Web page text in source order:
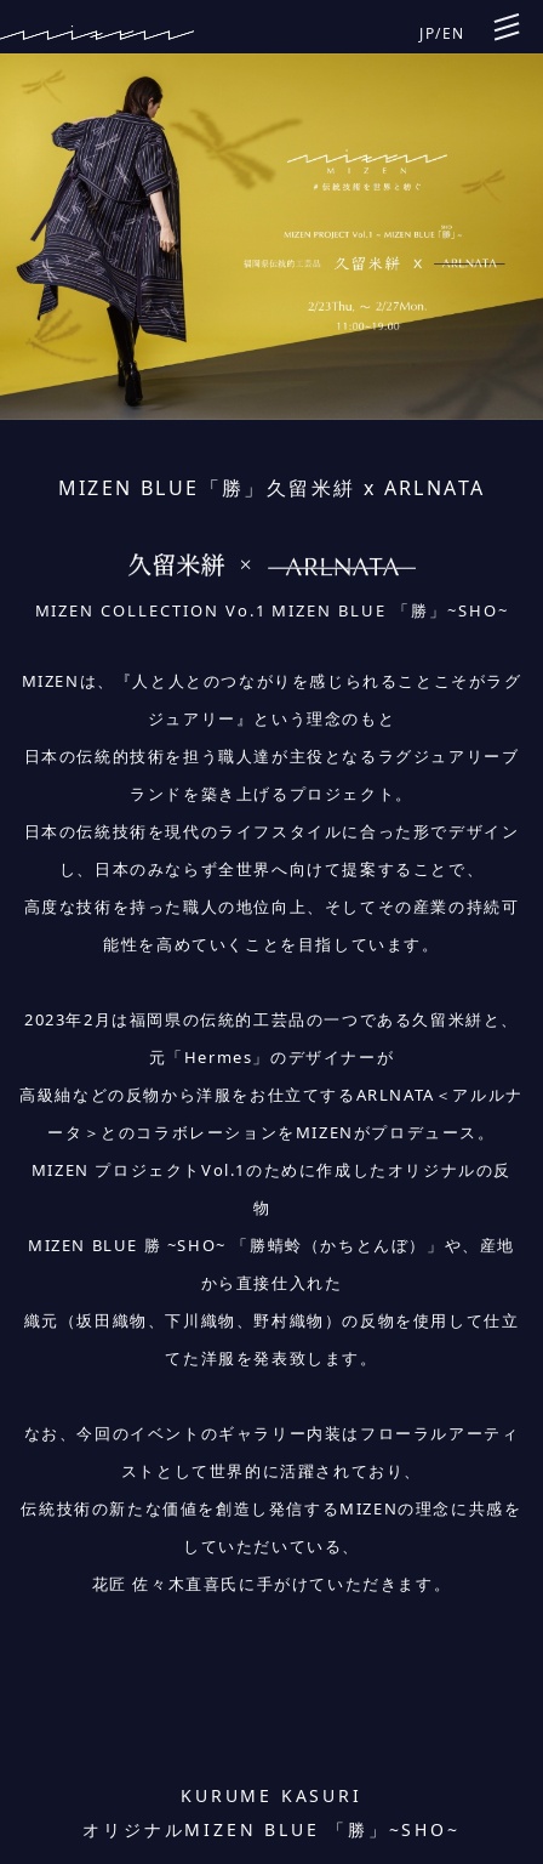
JP/EN
MIZEN BLUE「勝」久留米絣 x ARLNATA
MIZEN COLLECTION Vo.1 MIZEN BLUE 「勝」~SHO~
MIZENは、『人と人とのつながりを感じられることこそがラグ
ジュアリー』という理念のもと
日本の伝統的技術を担う職人達が主役となるラグジュアリーブ
ランドを築き上げるプロジェクト。
日本の伝統技術を現代のライフスタイルに合った形でデザイン
し、日本のみならず全世界へ向けて提案することで、
高度な技術を持った職人の地位向上、そしてその産業の持続可
能性を高めていくことを目指しています。
2023年2月は福岡県の伝統的工芸品の一つである久留米絣と、
元「Hermes」のデザイナーが
高級紬などの反物から洋服をお仕立てするARLNATA＜アルルナ
ータ＞とのコラボレーションをMIZENがプロデュース。
MIZEN プロジェクトVol.1のために作成したオリジナルの反
物
MIZEN BLUE 勝 ~SHO~ 「勝蜻蛉（かちとんぼ）」や、産地
から直接仕入れた
織元（坂田織物、下川織物、野村織物）の反物を使用して仕立
てた洋服を発表致します。
なお、今回のイベントのギャラリー内装はフローラルアーティ
ストとして世界的に活躍されており、
伝統技術の新たな価値を創造し発信するMIZENの理念に共感を
していただいている、
花匠 佐々木直喜氏に手がけていただきます。
KURUME KASURI
オリジナルMIZEN BLUE 「勝」~SHO~